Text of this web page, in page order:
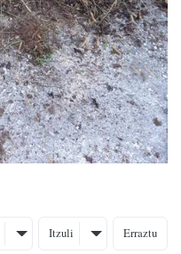
Itzuli Erraztu